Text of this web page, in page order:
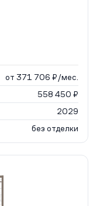
от 371 706 ₽/мес.
558 450 ₽
2029
без отделки